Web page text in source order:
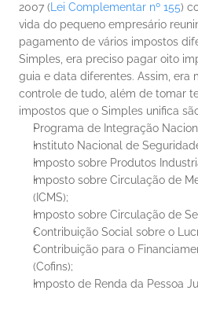
2007 ( Lei Complementar nº 155)
vida do pequeno empresário
pagamento de vários impostos
Simples, era preciso pagar oito
guia e data diferentes. Assim, era
controle de tudo, além de tomar
impostos que o Simples unifica
Programa de Integração
Instituto Nacional de
Imposto sobre Produtos
Imposto sobre Circulação de
(ICMS);
Imposto sobre Circulação de
Contribuição Social sobre o
Contribuição para o
(Cofins);
Imposto de Renda da Pessoa